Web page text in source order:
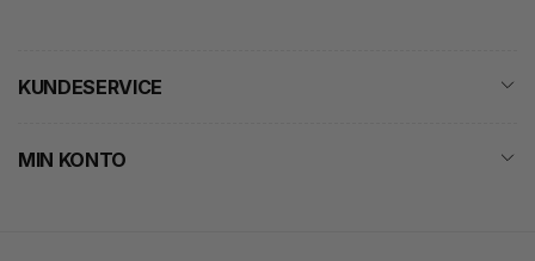
KUNDESERVICE
MIN KONTO